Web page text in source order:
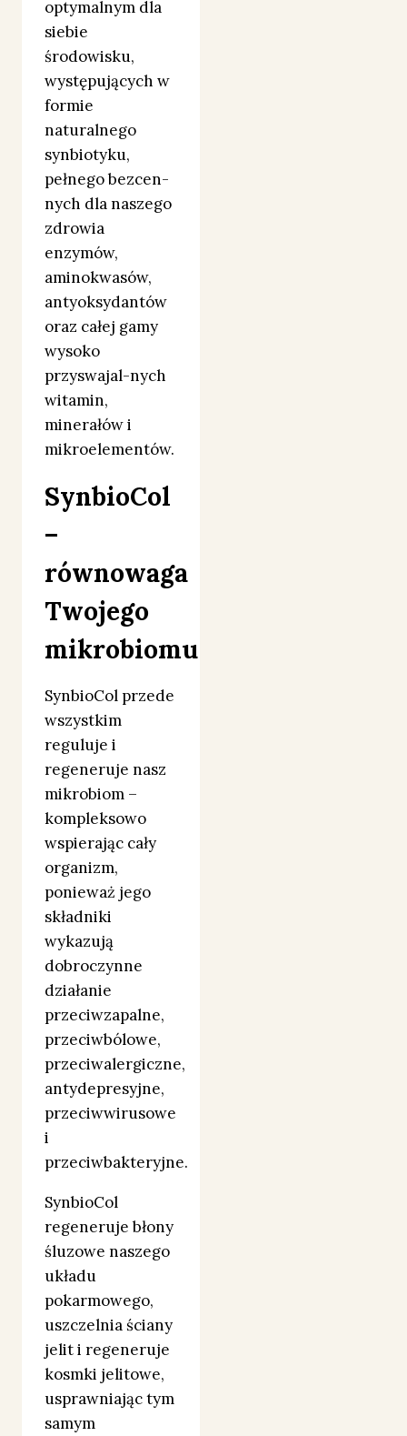
optymalnym dla
siebie
środowisku,
występujących w
formie
naturalnego
synbiotyku,
pełnego bezcen-
nych dla naszego
zdrowia
enzymów,
aminokwasów,
antyoksydantów
oraz całej gamy
wysoko
przyswajal-nych
witamin,
minerałów i
mikroelementów.
SynbioCol
–
równowaga
Twojego
mikrobiomu
SynbioCol przede
wszystkim
reguluje i
regeneruje nasz
mikrobiom –
kompleksowo
wspierając cały
organizm,
ponieważ jego
składniki
wykazują
dobroczynne
działanie
przeciwzapalne,
przeciwbólowe,
przeciwalergiczne,
antydepresyjne,
przeciwwirusowe
i
przeciwbakteryjne.
SynbioCol
regeneruje błony
śluzowe naszego
układu
pokarmowego,
uszczelnia ściany
jelit i regeneruje
kosmki jelitowe,
usprawniając tym
samym